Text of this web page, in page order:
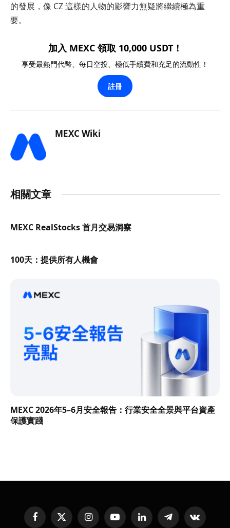
的發展，像 CZ 這樣的人物的影響力無疑將繼續極為重
要。
加入 MEXC 領取 10,000 USDT！
享受最熱門代幣、每日空投、極低手續費和充足的流動性！
註冊
MEXC Wiki
相關文章
MEXC RealStocks 首月交易洞察
100天：提供所有人機會
MEXC 2026年5–6月安全報告：行業安全全景與平台資產
保護實踐
FacebookX
InstagramYouTubeLinkedInTelegramVKontakte